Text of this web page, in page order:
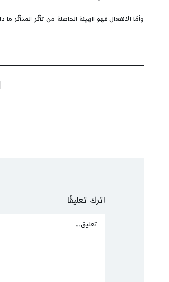
وأمّا الانفعال فهو الهيئة الحاصلة من تأثّر
اترك تعليقًا
Comment